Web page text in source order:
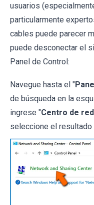
usuarios
particularmente
cables puede parecer
puede desconectar el
Panel de Control:
Navegue hasta el "
de búsqueda en la
ingrese "Centro de
seleccione el resultado